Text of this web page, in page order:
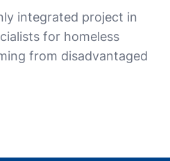
integrated project in
for homeless
from disadvantaged